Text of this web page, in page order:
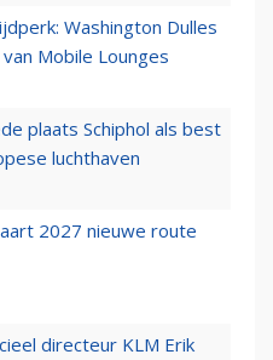
Washington Dulles
Mobile Lounges
plaats Schiphol als best
luchthaven
2027 nieuwe route
directeur KLM Erik